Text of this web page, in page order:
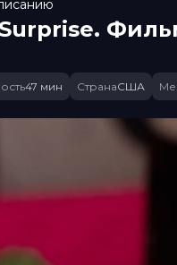
47 мин СтранаСША